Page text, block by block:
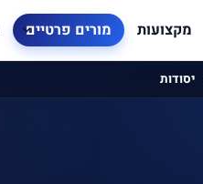
מקצועות מורים פרטיים
יסודות